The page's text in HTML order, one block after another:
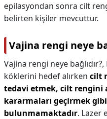
epilasyondan sonra cilt
belirten kişiler mevcuttur.
Vajina rengi neye
Vajina rengi neye bağlıdır?,
köklerini hedef alırken cilt
tedavi etmek, cilt rengini
kararmaları geçirmek
bulunmamaktadır. Lazer